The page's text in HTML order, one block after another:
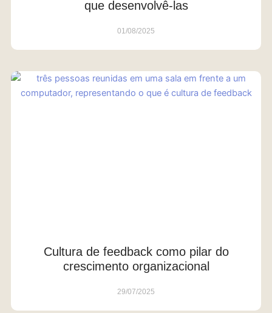
que desenvolvê-las
01/08/2025
Cultura de feedback como pilar do
crescimento organizacional
29/07/2025